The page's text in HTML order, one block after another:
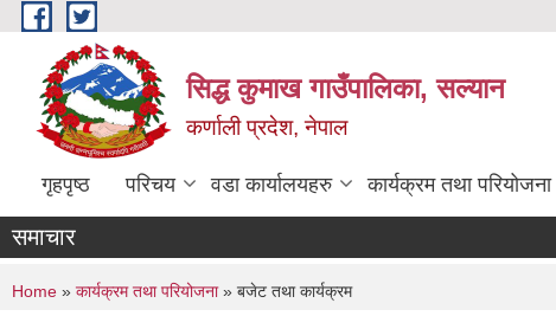
Skip to main content
सिद्ध कुमाख गाउँपालिका, सल्यान
कर्णाली प्रदेश, नेपाल
गृहपृष्ठ परिचय वडा कार्यालयहरु कार्यक्रम तथा परियोजना
समाचार
You are here
Home » कार्यक्रम तथा परियोजना» बजेट तथा कार्यक्रम